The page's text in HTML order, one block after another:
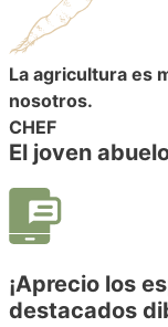
La agricultura es
nosotros.
CHEF
El joven
¡Aprecio los
destacados